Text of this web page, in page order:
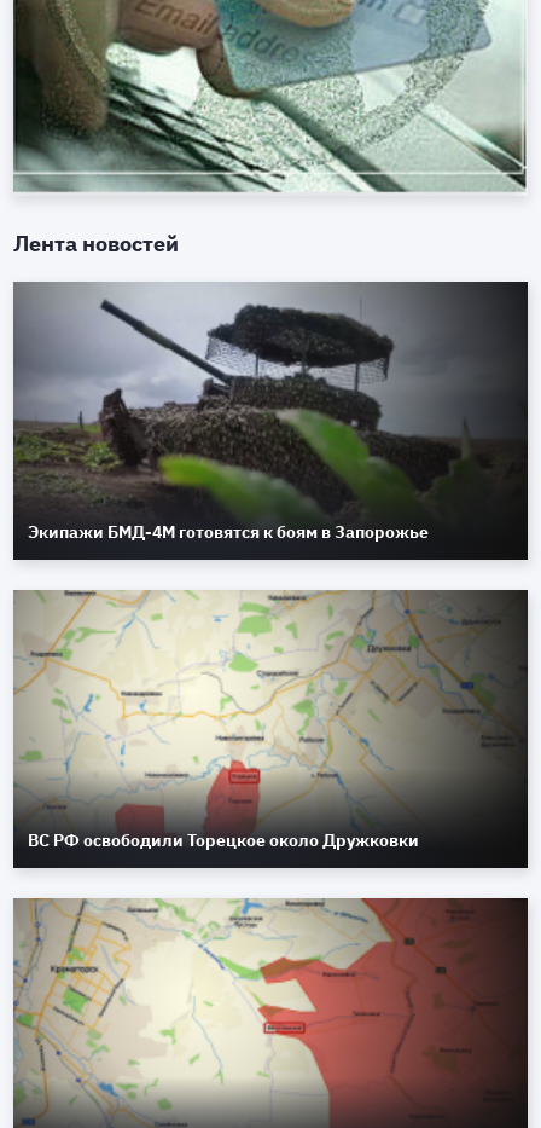
Лента новостей
Экипажи БМД-4М готовятся к боям в Запорожье
ВС РФ освободили Торецкое около Дружковки